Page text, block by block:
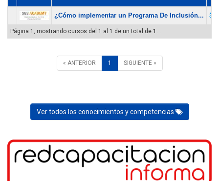
¿Cómo implementar un Programa De Inclusión... $
Página 1, mostrando cursos del 1 al 1 de un total de 1. .
« ANTERIOR 1 SIGUIENTE »
Ver todos los conocimientos y competencias